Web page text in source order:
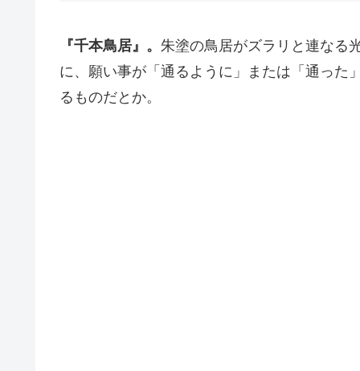
『千本鳥居』。 朱塗の鳥居がズラリと連なる
に、願い事が「通るように」または「通った
るものだとか。